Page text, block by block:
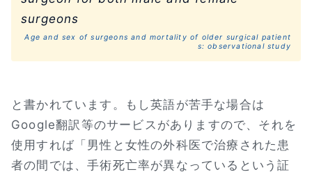
surgeons
Age and sex of surgeons and mortality of older surgical patient
s: observational study
と書かれています。もし英語が苦手な場合は
Google翻訳等のサービスがありますので、それを
使用すれば「男性と女性の外科医で治療された患
者の間では、手術死亡率が異なっているという証